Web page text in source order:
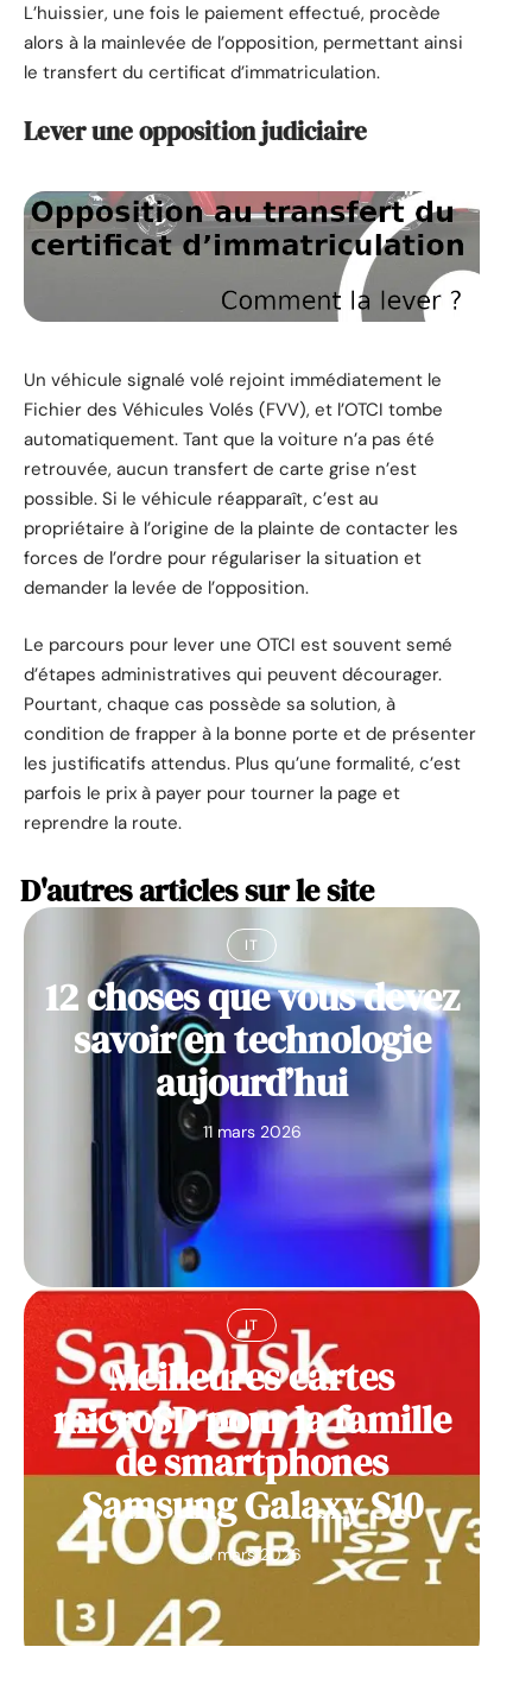
L’huissier, une fois le paiement effectué, procède
alors à la mainlevée de l’opposition, permettant ainsi
le transfert du certificat d’immatriculation.
Lever une opposition judiciaire
Un véhicule signalé volé rejoint immédiatement le
Fichier des Véhicules Volés (FVV), et l’OTCI tombe
automatiquement. Tant que la voiture n’a pas été
retrouvée, aucun transfert de carte grise n’est
possible. Si le véhicule réapparaît, c’est au
propriétaire à l’origine de la plainte de contacter les
forces de l’ordre pour régulariser la situation et
demander la levée de l’opposition.
Le parcours pour lever une OTCI est souvent semé
d’étapes administratives qui peuvent décourager.
Pourtant, chaque cas possède sa solution, à
condition de frapper à la bonne porte et de présenter
les justificatifs attendus. Plus qu’une formalité, c’est
parfois le prix à payer pour tourner la page et
reprendre la route.
D'autres articles sur le site
IT
12 choses que vous devez
savoir en technologie
aujourd’hui
11 mars 2026
IT
Meilleures cartes
microSD pour la famille
de smartphones
Samsung Galaxy S10
11 mars 2026